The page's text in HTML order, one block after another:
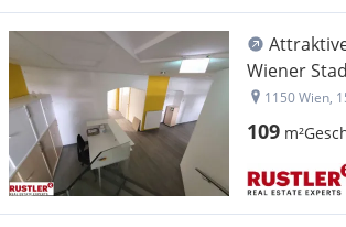
Wiener
Fläche
1150 Wien,
109 m²